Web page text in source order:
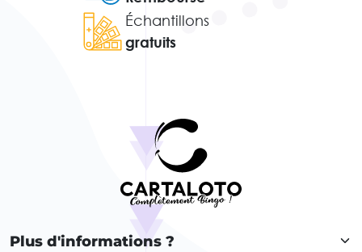
Échantillons
gratuits
Plus d'informations ?